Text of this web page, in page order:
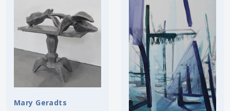
Mary Geradts